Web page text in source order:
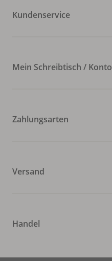
Kundenservice
Mein Schreibtisch / Konto
Zahlungsarten
Versand
Handel